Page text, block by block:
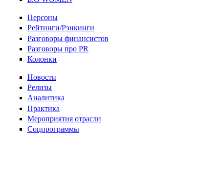
Персоны
Рейтинги/Рэнкинги
Разговоры финансистов
Разговоры про PR
Колонки
Новости
Релизы
Аналитика
Практика
Мероприятия отрасли
Соцпрограммы